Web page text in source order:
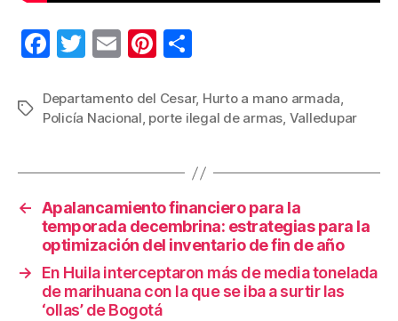
F
c
e
o
k
T
tt
er
E
ail
Pi
er
e
m
p
tir
Etiquetas
Departamento del Cesar, Hurto a mano armada,
Policía Nacional, porte ilegal de armas, Valledupar
← Apalancamiento financiero para la
temporada decembrina: estrategias para la
optimización del inventario de fin de año
→
En Huila interceptaron más de media tonelada
de marihuana con la que se iba a surtir las
‘ollas’ de Bogotá